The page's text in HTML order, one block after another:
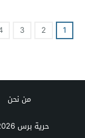
1
2
3
من نحن
حرية برس Horrya press© 2026 جميع